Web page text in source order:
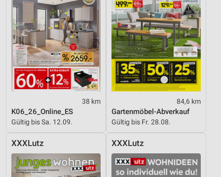
38 km
K06_26_Online_ES
Gültig bis Sa. 12.09.
84,6 km
Gartenmöbel-Abverkauf
Gültig bis Fr. 28.08.
XXXLutz XXXLutz